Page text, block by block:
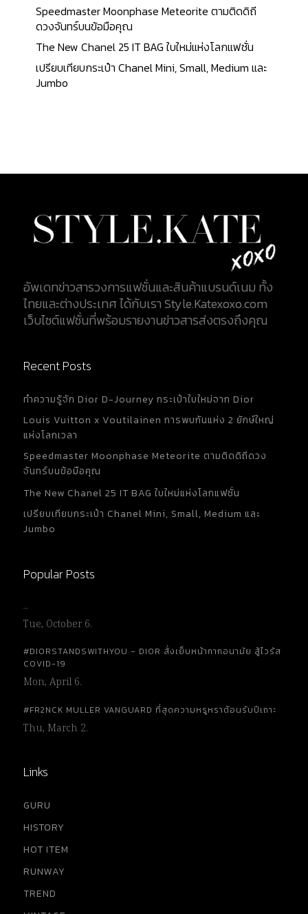
Speedmaster Moonphase Meteorite ตามติดดิถี
ดวงจันทร์บนข้อมือคุณ
The New Chanel 25 IT BAG ใบใหม่แห่งโลกแฟชั่น
เปรียบเทียบกระเป๋า Chanel Mini, Small, Medium และ
Jumbo
อัพเดทข่าวสารวงการแฟชั่นและสินค้าแบรนด์เนม ทั้ง
ไทยและต่างประเทศ ได้กับเรา Style.Katexoxo.com
เว็บไซต์แฟชั่นที่พร้อมรายงานข่าวสารส่งตรงถึงคุณ
Recent Posts
ทำความรู้จัก Dior D-Journey กระเป๋าใบใหม่จาก Dior
Louis Vuitton x Voutilainen การพบกันแห่ง 2 ยักษ์ใหญ่
แห่งโลกเวลา
Speedmaster Moonphase Meteorite ตามติดดิถีดวง
จันทร์บนข้อมือคุณ
The New Chanel 25 IT BAG ใบใหม่แห่งโลกแฟชั่น
เปรียบเทียบกระเป๋า Chanel Mini, Small, Medium และ
Jumbo
Popular Posts
…
Tue, October 6.
#DIORSTANDSWITHYOU – DIOR สั่งเย็บหน้ากากอนามัย สู้ไวรัส
COVID-19
Mon, April 6.
#FR2NCK MULLER VANGUARD ที่สุดความหรูหราต้อนรับปีเถาะ
Thu, March 2.
Links
GURU
HISTORY
HOT ITEM
RUNWAY
TREND